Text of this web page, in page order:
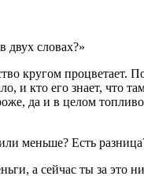
двух словах?»
кругом процветает.
и кто его знает, что
да и в целом
меньше? Есть
а сейчас ты за это